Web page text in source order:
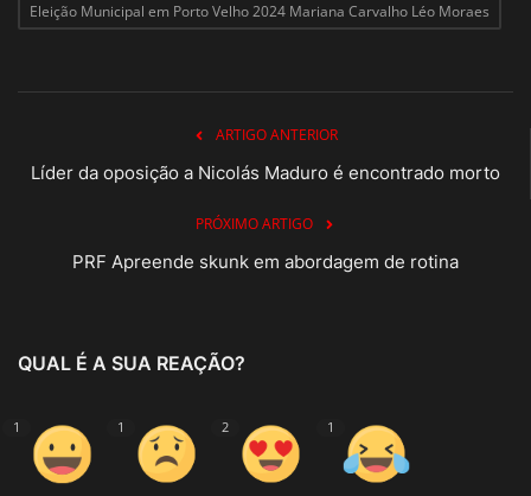
Eleição Municipal em Porto Velho 2024 Mariana Carvalho Léo Moraes
ARTIGO ANTERIOR
Líder da oposição a Nicolás Maduro é encontrado morto
PRÓXIMO ARTIGO
PRF Apreende skunk em abordagem de rotina
QUAL É A SUA REAÇÃO?
1 1 2 1